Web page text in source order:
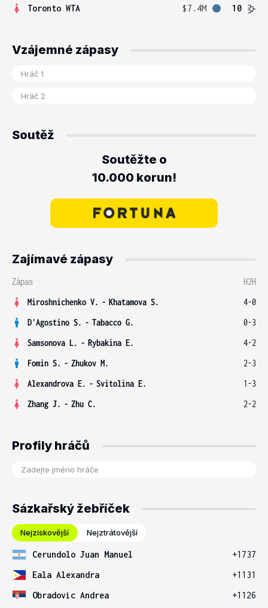
Toronto WTA
$7.4M 10
Vzájemné zápasy
Soutěž
Soutěžte o
10.000 korun!
Zajímavé zápasy
Zápas
H2H
Miroshnichenko V. - Khatamova S.
4-0
D'Agostino S. - Tabacco G.
0-3
Samsonova L. - Rybakina E.
4-2
Fomin S. - Zhukov M.
2-3
Alexandrova E. - Svitolina E.
1-3
Zhang J. - Zhu C. 2-2
Profily hráčů
Sázkařský žebříček
Nejziskovější Nejztrátovější
Cerundolo Juan Manuel
+1737
Eala Alexandra
+1131
Obradovic Andrea
+1126